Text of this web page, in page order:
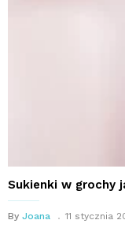
Sukienki w grochy
By Joana 11 stycznia